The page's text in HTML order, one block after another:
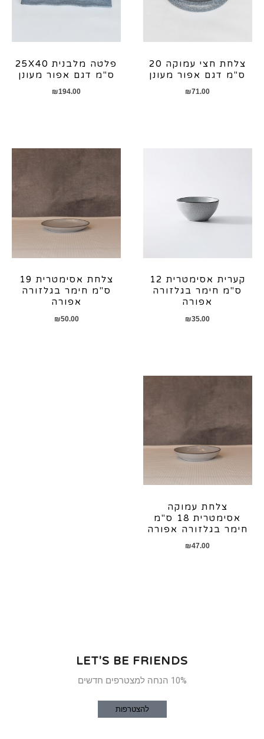
צלחת חצי עמוקה 20
ס"מ דגם אפור מעונן
₪71.00
פלטה מלבנית 25X40
ס"מ דגם אפור מעונן
₪194.00
קערית אסימטרית 12
ס"מ חימר בגלזורה
אפורה
₪35.00
צלחת אסימטרית 19
ס"מ חימר בגלזורה
אפורה
₪50.00
צלחת עמוקה
אסימטרית 18 ס"מ
חימר בגלזורה אפורה
₪47.00
LET'S BE FRIENDS
10% הנחה למצטרפים חדשים
להצטרפות